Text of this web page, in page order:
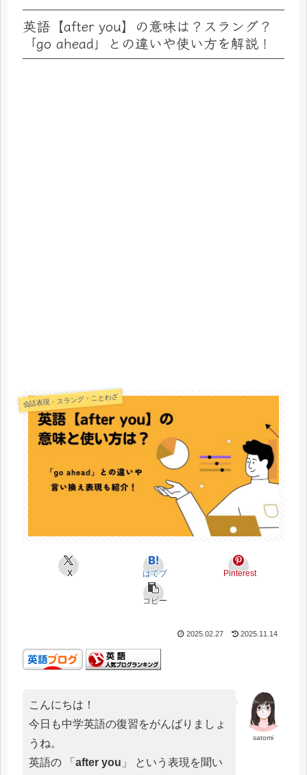
英語【after you】の意味は？スラング？
「go ahead」との違いや使い方を解説！
会話表現・スラング・ことわざ
X はてブ Pinterest
コピー
2025.02.27 2025.11.14
satomi
こんにちは！
今日も中学英語の復習をがんばりましょ
うね。
英語の 「 after you 」 という表現を聞い